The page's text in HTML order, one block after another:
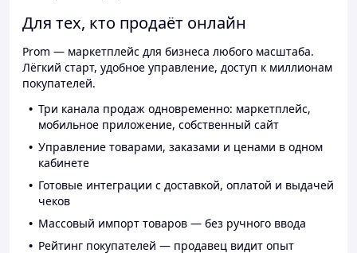
Для тех, кто продаёт онлайн
Prom — маркетплейс для бизнеса любого масштаба.
Лёгкий старт, удобное управление, доступ к миллионам
покупателей.
Три канала продаж одновременно: маркетплейс,
мобильное приложение, собственный сайт
Управление товарами, заказами и ценами в одном
кабинете
Готовые интеграции с доставкой, оплатой и выдачей
чеков
Массовый импорт товаров — без ручного ввода
Рейтинг покупателей — продавец видит опыт